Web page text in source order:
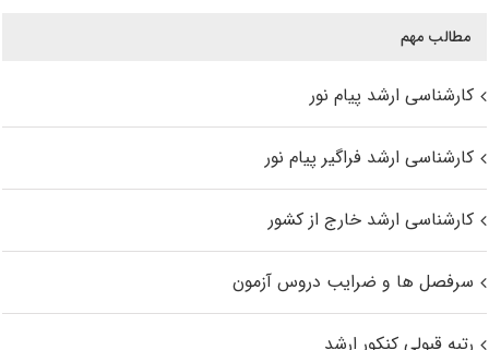
مطالب مهم
کارشناسی ارشد پیام نور
کارشناسی ارشد فراگیر پیام نور
کارشناسی ارشد خارج از کشور
سرفصل ها و ضرایب دروس آزمون
رتبه قبولی کنکور ارشد